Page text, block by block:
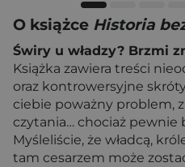
O książce Historia
Świry u władzy? Brzmi
Książka zawiera treści
oraz kontrowersyjne
ciebie poważny problem,
czytania… chociaż pewnie
Myśleliście, że władcą,
tam cesarzem może